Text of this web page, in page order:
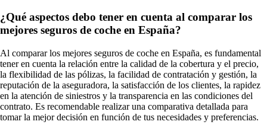
¿Qué aspectos debo tener en cuenta al comparar los
mejores seguros de coche en España?
Al comparar los mejores seguros de coche en España, es fundamental
tener en cuenta la relación entre la calidad de la cobertura y el precio,
la flexibilidad de las pólizas, la facilidad de contratación y gestión, la
reputación de la aseguradora, la satisfacción de los clientes, la rapidez
en la atención de siniestros y la transparencia en las condiciones del
contrato. Es recomendable realizar una comparativa detallada para
tomar la mejor decisión en función de tus necesidades y preferencias.